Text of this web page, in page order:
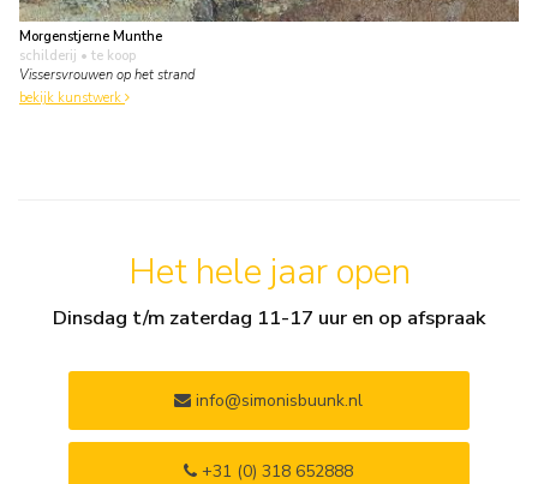
Morgenstjerne Munthe
schilderij • te koop
Vissersvrouwen op het strand
bekijk kunstwerk
Het hele jaar open
Dinsdag t/m zaterdag 11-17 uur en op afspraak
info@simonisbuunk.nl
+31 (0) 318 652888